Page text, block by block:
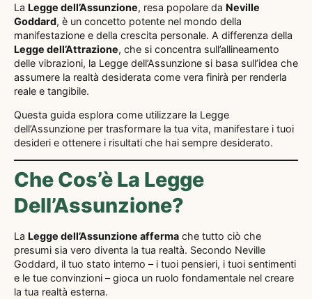
La Legge dell’Assunzione, resa popolare da Neville
Goddard, è un concetto potente nel mondo della
manifestazione e della crescita personale. A differenza della
Legge dell’Attrazione, che si concentra sull’allineamento
delle vibrazioni, la Legge dell’Assunzione si basa sull’idea che
assumere la realtà desiderata come vera finirà per renderla
reale e tangibile.
Questa guida esplora come utilizzare la Legge
dell’Assunzione per trasformare la tua vita, manifestare i tuoi
desideri e ottenere i risultati che hai sempre desiderato.
Che Cos’è La Legge
Dell’Assunzione?
La Legge dell’Assunzione afferma che tutto ciò che
presumi sia vero diventa la tua realtà. Secondo Neville
Goddard, il tuo stato interno – i tuoi pensieri, i tuoi sentimenti
e le tue convinzioni – gioca un ruolo fondamentale nel creare
la tua realtà esterna.